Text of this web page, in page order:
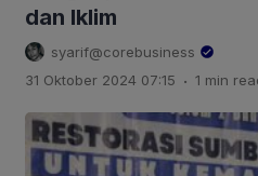
dan Iklim
syarif@corebusiness
31 Oktober 2024 07:15 . 1 min